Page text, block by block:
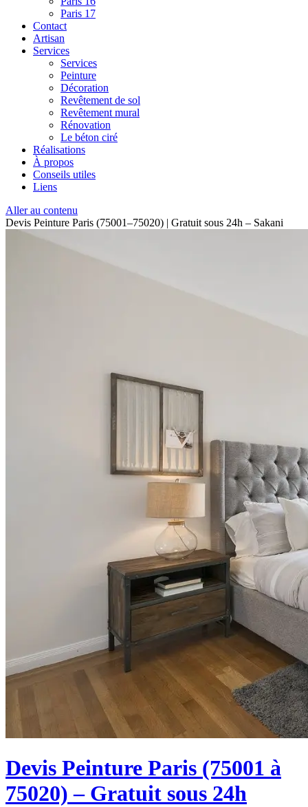
Paris 17
Contact
Artisan
Services
Services
Peinture
Décoration
Revêtement de sol
Revêtement mural
Rénovation
Le béton ciré
Réalisations
À propos
Conseils utiles
Liens
Aller au contenu
Devis Peinture Paris (75001–75020) | Gratuit sous 24h – Sakani
Devis Peinture Paris (75001 à
75020) – Gratuit sous 24h